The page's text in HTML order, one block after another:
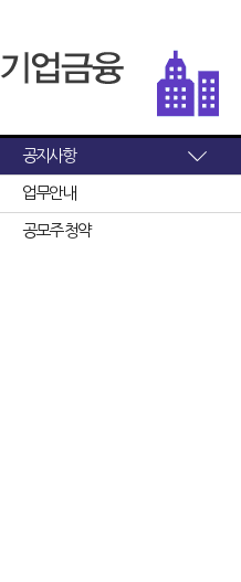
공지사항
업무안내
공모주 청약